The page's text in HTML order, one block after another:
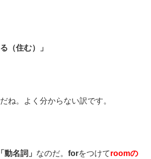
（住む）」
だね。よく分からない訳です。
「動名詞」 なのだ。 forをつけてroomの